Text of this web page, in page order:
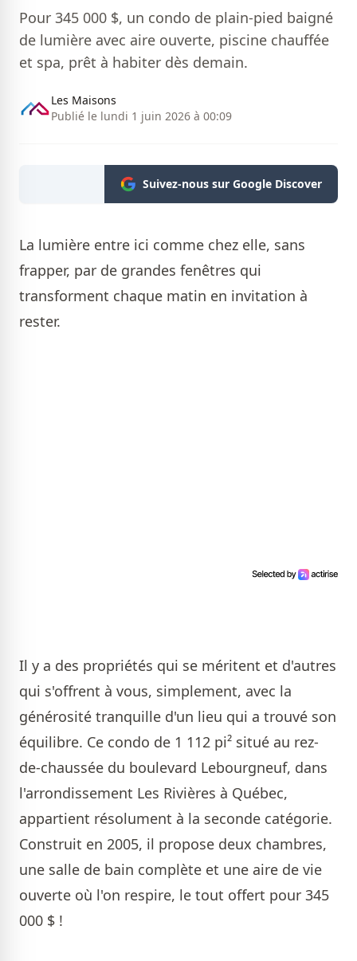
Pour 345 000 $, un condo de plain-pied baigné
de lumière avec aire ouverte, piscine chauffée
et spa, prêt à habiter dès demain.
Les Maisons
Publié le lundi 1 juin 2026 à 00:09
Suivez-nous sur Google Discover
La lumière entre ici comme chez elle, sans
frapper, par de grandes fenêtres qui
transforment chaque matin en invitation à
rester.
Il y a des propriétés qui se méritent et d'autres
qui s'offrent à vous, simplement, avec la
générosité tranquille d'un lieu qui a trouvé son
équilibre. Ce condo de 1 112 pi² situé au rez-
de-chaussée du boulevard Lebourgneuf, dans
l'arrondissement Les Rivières à Québec,
appartient résolument à la seconde catégorie.
Construit en 2005, il propose deux chambres,
une salle de bain complète et une aire de vie
ouverte où l'on respire, le tout offert pour 345
000 $ !